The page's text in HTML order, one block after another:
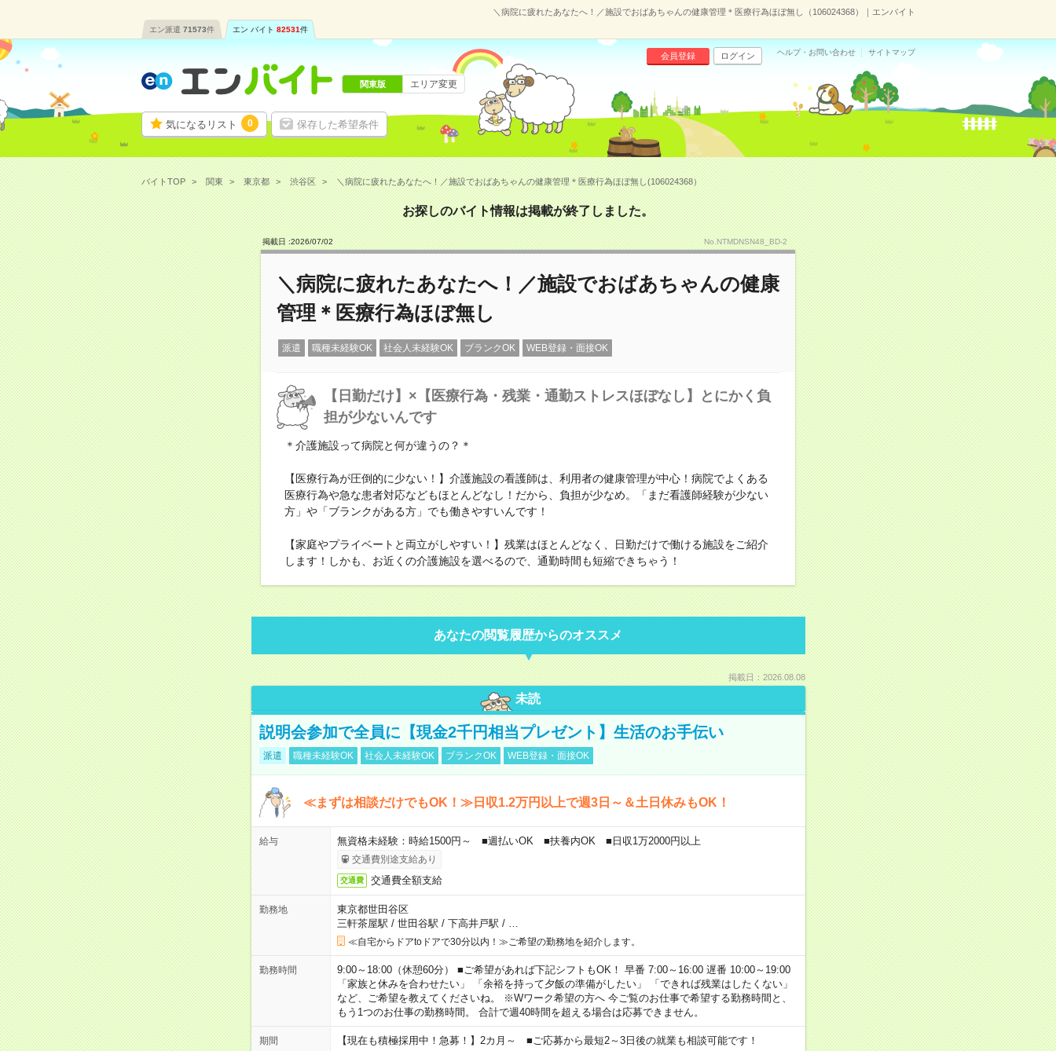
＼病院に疲れたあなたへ！／施設でおばあちゃんの健康管理＊医療行為ほぼ無し（106024368）｜エンバイト
エン派遣 71573件 エン バイト 82531件
気になるリスト 0 保存した希望条件
会員登録 ログイン ヘルプ・お問い合わせ サイトマップ
関東版 エリア変更
バイトTOP 関東 東京都 渋谷区 ＼病院に疲れたあなたへ！／施設でおばあちゃんの健康管理＊医療行為ほぼ無し(106024368）
お探しのバイト情報は掲載が終了しました。
掲載日 :2026/07/02 No.NTMDNSN48_BD-2
＼病院に疲れたあなたへ！／施設でおばあちゃんの健康
管理＊医療行為ほぼ無し
派遣 職種未経験OK 社会人未経験OK ブランクOK WEB登録・面接OK
【日勤だけ】×【医療行為・残業・通勤ストレスほぼなし】とにかく負
担が少ないんです
＊介護施設って病院と何が違うの？＊
【医療行為が圧倒的に少ない！】介護施設の看護師は、利用者の健康管理が中心！病院でよくある
医療行為や急な患者対応などもほとんどなし！だから、負担が少なめ。「まだ看護師経験が少ない
方」や「ブランクがある方」でも働きやすいんです！
【家庭やプライベートと両立がしやすい！】残業はほとんどなく、日勤だけで働ける施設をご紹介
します！しかも、お近くの介護施設を選べるので、通勤時間も短縮できちゃう！
あなたの閲覧履歴からのオススメ
掲載日：2026.08.08
未読
説明会参加で全員に【現金2千円相当プレゼント】生活のお手伝い
派遣 職種未経験OK 社会人未経験OK ブランクOK WEB登録・面接OK
≪まずは相談だけでもOK！≫日収1.2万円以上で週3日～＆土日休みもOK！
給与 無資格未経験：時給1500円～ ■週払いOK ■扶養内OK ■日収1万2000円以上
交通費別途支給あり
交通費 交通費全額支給
勤務地
東京都世田谷区
三軒茶屋駅 / 世田谷駅 / 下高井戸駅 /
≪自宅からドアtoドアで30分以内！≫ご希望の勤務地を紹介します。
勤務時間
9:00～18:00（休憩60分） ■ご希望があれば下記シフトもOK！ 早番 7:00～16:00 遅番 10:00～19:00
「家族と休みを合わせたい」 「余裕を持って夕飯の準備がしたい」 「できれば残業はしたくない」
など、ご希望を教えてくださいね。 ※Wワーク希望の方へ 今ご覧のお仕事で希望する勤務時間と、
もう1つのお仕事の勤務時間。 合計で週40時間を超える場合は応募できません。
期間 【現在も積極採用中！急募！】2カ月～ ■ご応募から最短2～3日後の就業も相談可能です！